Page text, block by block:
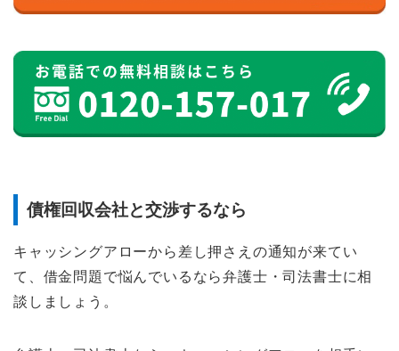
債権回収会社と交渉するなら
キャッシングアローから差し押さえの通知が来てい
て、借金問題で悩んでいるなら弁護士・司法書士に相
談しましょう。